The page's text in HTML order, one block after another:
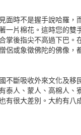
面時不是握手說哈羅
一片棉花。這時您的
掌後指尖不高過下巴
侶或象徵佛陀的佛像
不斷吸收外來文化及
泰人、蒙人、高棉人
有很大差別。大約有